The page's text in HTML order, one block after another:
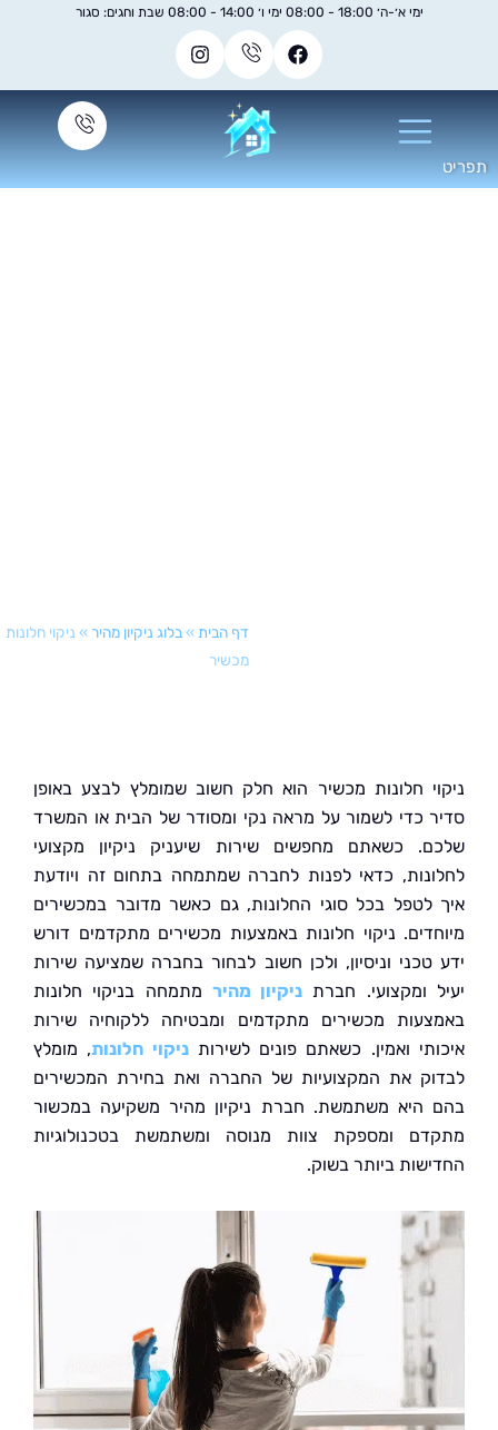
»בלוג ניקיון מהיר »ניקוי חלונות
חלונות מכשיר הוא חלק חשוב שמומלץ לבצע באופן
כדי לשמור על מראה נקי ומסודר של הבית או המשרד
כשאתם מחפשים שירות שיעניק ניקיון מקצועי
כדאי לפנות לחברה שמתמחה בתחום זה ויודעת
בכל סוגי החלונות, גם כאשר מדובר במכשירים
ניקוי חלונות באמצעות מכשירים מתקדמים דורש
וניסיון, ולכן חשוב לבחור בחברה שמציעה שירות
ומקצועי. חברת ניקיון מהירמתמחה בניקוי חלונות
מכשירים מתקדמים ומבטיחה ללקוחיה שירות
ואמין. כשאתם פונים לשירות ניקוי חלונות, מומלץ
את המקצועיות של החברה ואת בחירת המכשירים
היא משתמשת. חברת ניקיון מהיר משקיעה במכשור
ומספקת צוות מנוסה ומשתמשת בטכנולוגיות
ביותר בשוק.